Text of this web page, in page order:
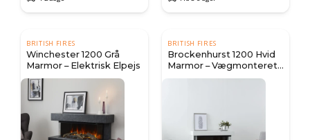
BRITISH FIRES
Winchester 1200 Grå
Marmor – Elektrisk Elpejs
BRITISH FIRES
Brockenhurst 1200 Hvid
Marmor – Vægmonteret
Elektrisk Pejs